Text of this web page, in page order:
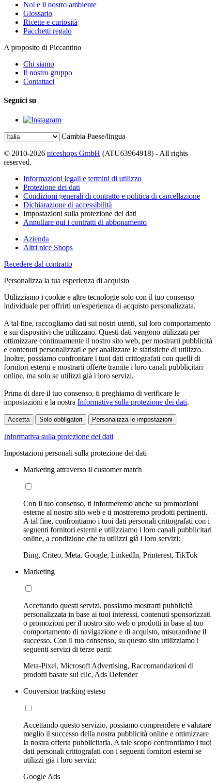
Noi e il nostro ambiente
Glossario
Ricette e curiosità
Pacchetti regalo
A proposito di Piccantino
Chi siamo
Il nostro gruppo
Contattaci
Seguici su
Cambia Paese/lingua
© 2010-2026 niceshops GmbH (ATU63964918) - All rights
reserved.
Informazioni legali e termini di utilizzo
Protezione dei dati
Condizioni generali di contratto e politica di cancellazione
Dichiarazione di accessibilità
Impostazioni sulla protezione dei dati
Annullare qui i contratti di abbonamento
Azienda
Altri nice Shops
Recedere dal contratto
Personalizza la tua esperienza di acquisto
Utilizziamo i cookie e altre tecnologie solo con il tuo consenso
individuale per offrirti un'esperienza di acquisto personalizzata.
A tal fine, raccogliamo dati sui nostri utenti, sul loro comportamento
e sui dispositivi che utilizzano. Questi dati vengono utilizzati per
ottimizzare continuamente il nostro sito web, per mostrarti pubblicità
e contenuti personalizzati e per analizzare le statistiche di utilizzo.
Inoltre, possiamo confrontare i tuoi dati crittografati con quelli di
fornitori esterni e mostrarti offerte tramite i loro canali pubblicitari
online, ma solo se utilizzi già i loro servizi.
Prima di dare il tuo consenso, ti preghiamo di verificare le
impostazioni e la nostra Informativa sulla protezione dei dati.
Accetta Solo obbligatori Personalizza le impostazioni
Informativa sulla protezione dei dati
Impostazioni personali sulla protezione dei dati
Marketing attraverso il customer match
Con il tuo consenso, ti informeremo anche su promozioni
esterne al nostro sito web e ti mostreremo prodotti pertinenti.
A tal fine, confrontiamo i tuoi dati personali crittografati con i
seguenti fornitori esterni e utilizziamo i loro canali pubblicitari
online, a condizione che tu utilizzi già i loro servizi:
Bing, Criteo, Meta, Google, LinkedIn, Printerest, TikTok
Marketing
Accettando questi servizi, possiamo mostrarti pubblicità
personalizzata in base ai tuoi interessi, contenuti sponsorizzati
o promozioni per il nostro sito web o prodotti in base al tuo
comportamento di navigazione e di acquisto, misurandone il
successo. Con il tuo consenso, su questo sito utilizziamo i
seguenti servizi di terze parti:
Meta-Pixel, Microsoft Advertising, Raccomandazioni di
prodotti basate sui clic, Ads Defender
Conversion tracking esteso
Accettando questo servizio, possiamo comprendere e valutare
meglio il successo della nostra pubblicità online e ottimizzare
la nostra offerta pubblicitaria. A tale scopo confrontiamo i tuoi
dati personali crittografati con i seguenti fornitori esterni se
utilizzi già i loro servizi:
Google Ads